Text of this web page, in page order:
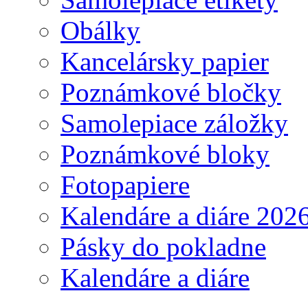
Obálky
Kancelársky papier
Poznámkové bločky
Samolepiace záložky
Poznámkové bloky
Fotopapiere
Kalendáre a diáre
Pásky do pokladne
Kalendáre a diáre